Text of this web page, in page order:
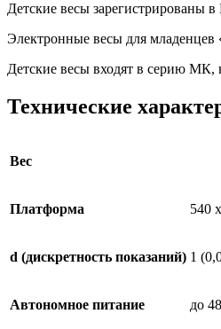
Детские весы зарегистрированы
Электронные весы для
Детские весы входят в серию МК,
Технические
Вес
Платформа 540
d (дискретность показаний) 1
Автономное питание до